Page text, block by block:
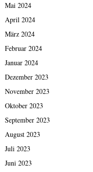
Mai 2024
April 2024
März 2024
Februar 2024
Januar 2024
Dezember 2023
November 2023
Oktober 2023
September 2023
August 2023
Juli 2023
Juni 2023